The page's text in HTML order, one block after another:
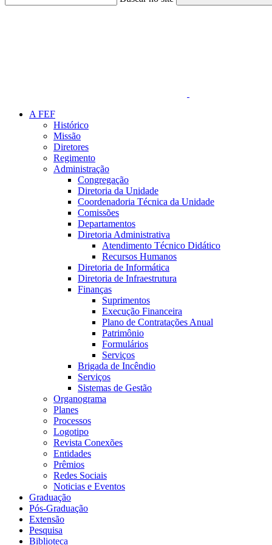
A FEF
Histórico
Missão
Diretores
Regimento
Administração
Congregação
Diretoria da Unidade
Coordenadoria Técnica da Unidade
Comissões
Departamentos
Diretoria Administrativa
Atendimento Técnico Didático
Recursos Humanos
Diretoria de Informática
Diretoria de Infraestrutura
Finanças
Suprimentos
Execução Financeira
Plano de Contratações Anual
Patrimônio
Formulários
Serviços
Brigada de Incêndio
Serviços
Sistemas de Gestão
Organograma
Planes
Processos
Logotipo
Revista Conexões
Entidades
Prêmios
Redes Sociais
Noticias e Eventos
Graduação
Pós-Graduação
Extensão
Pesquisa
Biblioteca